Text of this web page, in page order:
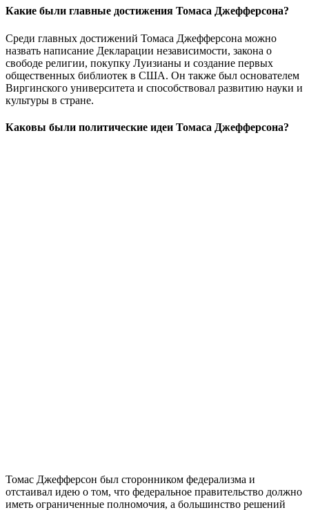
Какие были главные достижения Томаса Джефферсона?
Среди главных достижений Томаса Джефферсона можно
назвать написание Декларации независимости, закона о
свободе религии, покупку Луизианы и создание первых
общественных библиотек в США. Он также был основателем
Виргинского университета и способствовал развитию науки и
культуры в стране.
Каковы были политические идеи Томаса Джефферсона?
Томас Джефферсон был сторонником федерализма и
отстаивал идею о том, что федеральное правительство должно
иметь ограниченные полномочия, а большинство решений